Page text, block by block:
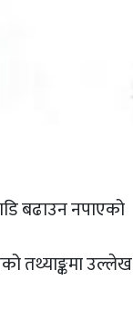
बढाउन नपाएको
तथ्याङ्कमा उल्लेख